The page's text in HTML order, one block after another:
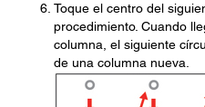
Toque el centro del
procedimiento. Cuando
columna, el siguiente
de una columna nueva.